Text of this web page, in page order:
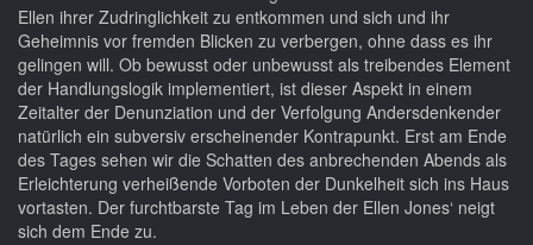
Ellen ihrer Zudringlichkeit zu entkommen und sich und ihr
Geheimnis vor fremden Blicken zu verbergen, ohne dass es ihr
gelingen will. Ob bewusst oder unbewusst als treibendes Element
der Handlungslogik implementiert, ist dieser Aspekt in einem
Zeitalter der Denunziation und der Verfolgung Andersdenkender
natürlich ein subversiv erscheinender Kontrapunkt. Erst am Ende
des Tages sehen wir die Schatten des anbrechenden Abends als
Erleichterung verheißende Vorboten der Dunkelheit sich ins Haus
vortasten. Der furchtbarste Tag im Leben der Ellen Jones‘ neigt
sich dem Ende zu.